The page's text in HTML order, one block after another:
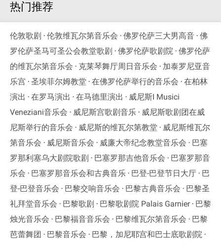
热门推荐
伦敦歌剧 伦敦维瓦尔第音乐会 佛罗伦萨三大男高音 佛
罗伦萨圣马可圣公会教堂歌剧
佛罗伦萨歌剧院 佛罗伦萨
的维瓦尔第音乐会
克莱琴舞厅周日音乐会
加泰罗尼亚音
乐宫
圣埃菲尔姆教堂 在佛罗伦萨举行的音乐会
在柏林
演出
在罗马演出 在马德里演出
威尼斯I Musici
Veneziani音乐会
威尼斯宫歌剧音乐
威尼斯歌剧团在威
尼斯举行的音乐会
威尼斯的维瓦尔第教堂
威尼斯维瓦尔
第音乐会
威尼斯音乐会 威廉大帝纪念教堂音乐会
巴塞
罗那利塞乌大剧院歌剧
巴塞罗那吉他音乐会
巴塞罗那音
乐会
巴塞罗那音乐会和古典音乐 巴登-巴登节日大厅
巴
登-巴登音乐会
巴黎交响音乐会 巴黎古典音乐会
巴黎圣
礼拜堂音乐会
巴黎歌剧 巴黎歌剧院 Palais Garnier
巴黎
烛光音乐会
巴黎福音音乐会 巴黎维瓦尔第音乐会
巴黎
芭蕾舞团
巴黎音乐会
巴黎，加尼耶宫和巴士底歌剧院